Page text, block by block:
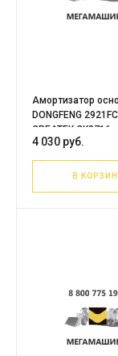
Амортизатор
DONGFENG
CREATEK CK8716
4 030 руб.
В